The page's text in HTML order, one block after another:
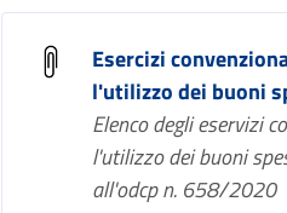
Esercizi
l'utilizzo dei buoni
Elenco degli eservizi
l'utilizzo dei buoni
all'odcp n. 658/2020